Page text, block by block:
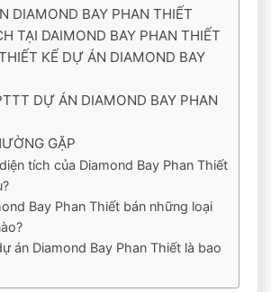
DIAMOND BAY PHAN THIẾT
TẠI DAIMOND BAY PHAN THIẾT
KẾ DỰ ÁN DIAMOND BAY
DỰ ÁN DIAMOND BAY PHAN
GẶP
tích của Diamond Bay Phan Thiết
Bay Phan Thiết bán những loại
án Diamond Bay Phan Thiết là bao